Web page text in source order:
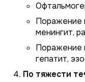
Поражение
менингит,
Поражение
гепатит,
По тяжести